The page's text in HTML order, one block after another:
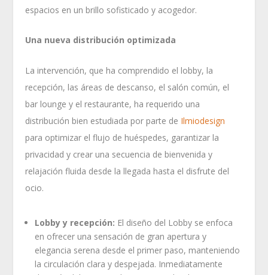
espacios en un brillo sofisticado y acogedor.
Una nueva distribución optimizada
La intervención, que ha comprendido el lobby, la
recepción, las áreas de descanso, el salón común, el
bar lounge y el restaurante, ha requerido una
distribución bien estudiada por parte de Ilmiodesign
para optimizar el flujo de huéspedes, garantizar la
privacidad y crear una secuencia de bienvenida y
relajación fluida desde la llegada hasta el disfrute del
ocio.
Lobby y recepción: El diseño del Lobby se enfoca
en ofrecer una sensación de gran apertura y
elegancia serena desde el primer paso, manteniendo
la circulación clara y despejada. Inmediatamente